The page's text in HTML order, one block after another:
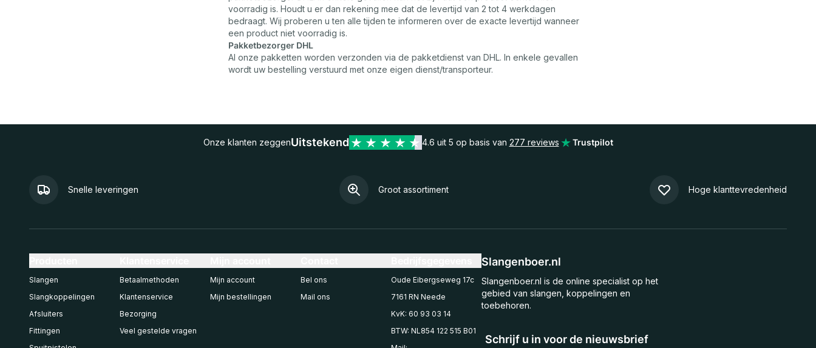
voorradig is. Houdt u er dan rekening mee dat de levertijd van 2 tot 4 werkdagen
bedraagt. Wij proberen u ten alle tijden te informeren over de exacte levertijd wanneer
een product niet voorradig is.
Pakketbezorger DHL
Al onze pakketten worden verzonden via de pakketdienst van DHL. In enkele gevallen
wordt uw bestelling verstuurd met onze eigen dienst/transporteur.
Onze klanten zeggenUitstekend 4.6 uit 5 op basis van 277 reviews Trustpilot
Snelle leveringen Groot assortiment Hoge klanttevredenheid
Schrijf u in voor de nieuwsbrief
Slangenboer.nl
Slangenboer.nl is de online specialist op het
gebied van slangen, koppelingen en
toebehoren.
Slangen
Slangkoppelingen
Afsluiters
Fittingen
Betaalmethoden
Klantenservice
Bezorging
Veel gestelde vragen
Mijn account
Mijn bestellingen
Bel ons
Mail ons
Oude Eibergseweg 17c
7161 RN Neede
KvK: 60 93 03 14
BTW: NL854 122 515 B01